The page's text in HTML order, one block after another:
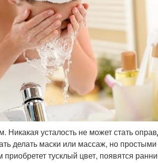
Никакая усталость не может стать
делать маски или массаж, но
тусклый цвет, появятся